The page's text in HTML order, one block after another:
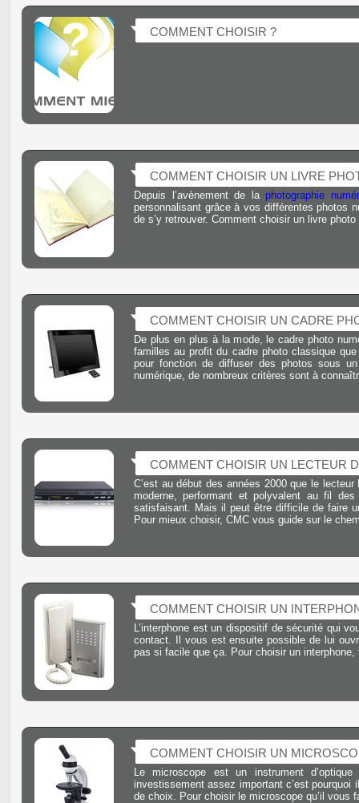
COMMENT CHOISIR ?
COMMENT CHOISIR UN LIVRE
Depuis l’avènement de la photographie
personnalisant grâce à vos différentes photos
de s’y retrouver. Comment choisir un livre photo
COMMENT CHOISIR UN CADRE
De plus en plus à la mode, le cadre photo
familles au profit du cadre photo classique
pour fonction de diffuser des photos sous
numérique, de nombreux critères sont à
COMMENT CHOISIR UN LECTEUR
C’est au début des années 2000 que le
moderne, performant et polyvalent au fil
satisfaisant. Mais il peut être difficile de faire
Pour mieux choisir, CMC vous guide sur le
COMMENT CHOISIR UN
L’interphone est un dispositif de sécurité qui
contact. Il vous est ensuite possible de lui
pas si facile que ça. Pour choisir un
COMMENT CHOISIR UN
Le microscope est un instrument
investissement assez important c’est
de choix. Pour choisir le microscope qu’il vous